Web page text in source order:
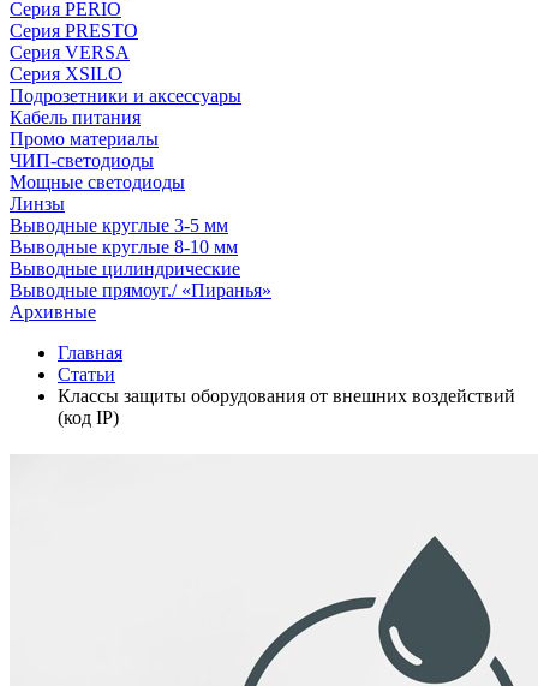
Серия PERIO
Серия PRESTO
Серия VERSA
Серия XSILO
Подрозетники и аксессуары
Кабель питания
Промо материалы
ЧИП-светодиоды
Мощные светодиоды
Линзы
Выводные круглые 3-5 мм
Выводные круглые 8-10 мм
Выводные цилиндрические
Выводные прямоуг./ «Пиранья»
Архивные
Главная
Статьи
Классы защиты оборудования от внешних воздействий
(код IP)